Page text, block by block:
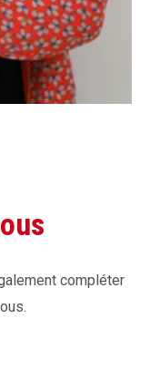
compléter